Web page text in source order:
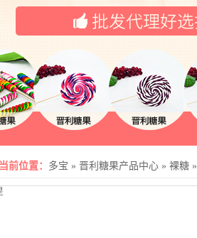
当前位置： 多宝 » 晋利糖果产品中心 » 裸糖 »